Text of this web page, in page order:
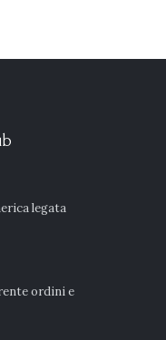
legata
ordini e